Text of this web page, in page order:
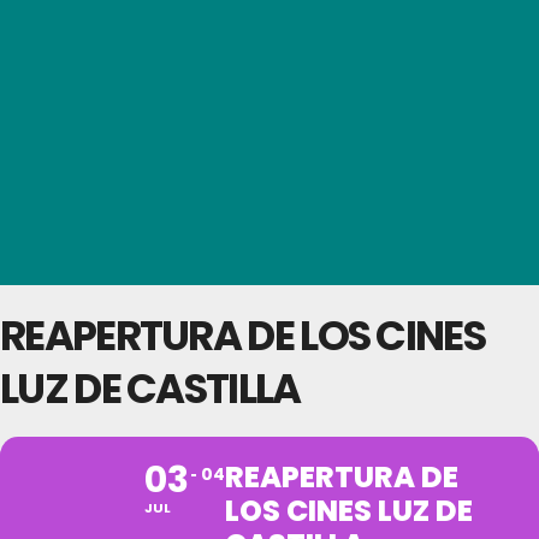
REAPERTURA DE LOS CINES
LUZ DE CASTILLA
03
JUL
04REAPERTURA DE
LOS CINES LUZ DE